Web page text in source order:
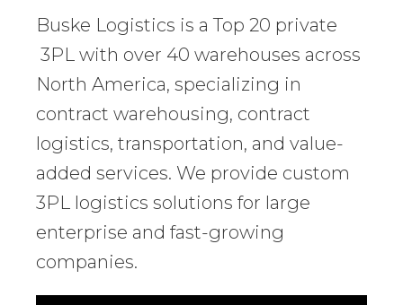
Buske Logistics is a Top 20 private
3PL with over 40 warehouses across
North America, specializing in
contract warehousing, contract
logistics, transportation, and value-
added services. We provide custom
3PL logistics solutions for large
enterprise and fast-growing
companies.